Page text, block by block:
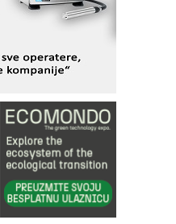
preciznosti u
ispitivanje
koje
hidrauličkih
fluida
– Napredna
hidrauličkim i